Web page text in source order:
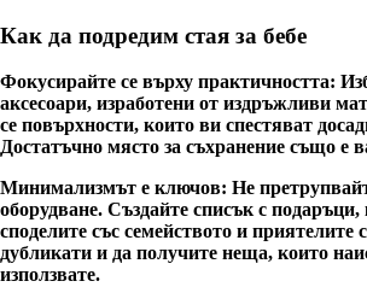
Как да подредим стая за бебе
Фокусирайте се върху практичността:
аксесоари, изработени от издръжливи
се повърхности, които ви спестяват
Достатъчно място за съхранение също е
Минимализмът е ключов: Не
оборудване. Създайте списък с
споделите със семейството и приятелите
дубликати и да получите неща, които
използвате.